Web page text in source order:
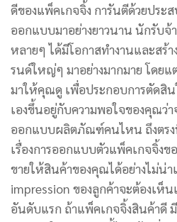
ดีของแพ็คเกจจิ้ง การันตีด้วยประ
ออกแบบมาอย่างยาวนาน นักรับ
หลายๆ ได้มีโอกาสทำงานและสร้
รนด์ใหญ่ๆ มาอย่างมากมาย โดย
มาให้คุณดู เพื่อประกอบการตัดสิน
เองขึ้นอยู่กับความพอใจของคุณว่
ออกแบบผลิตภัณฑ์คนไหน ถึงตร
เรื่องการออกแบบตัวแพ็คเกจจิ้งข
ขายให้สินค้าของคุณได้อย่างไม่น่า
impression ของลูกค้าจะต้องเห็
อันดับแรก ถ้าแพ็คเกจจิ้งสินค้าดี